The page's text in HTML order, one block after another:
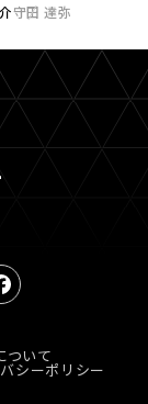
守田 達弥
ついて
シーポリシー